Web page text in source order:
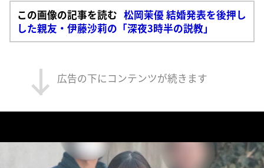
この画像の記事を読む 松岡茉優 結婚発表を後押し
した親友・伊藤沙莉の「深夜3時半の説教」
広告の下にコンテンツが続きます